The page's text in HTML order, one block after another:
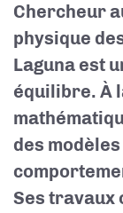
Chercheur
physique
Laguna est
équilibre. À
des
Ses travaux